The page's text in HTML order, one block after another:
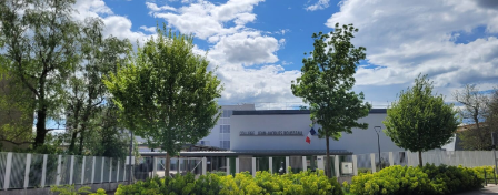
Panneau de gestion des cookies